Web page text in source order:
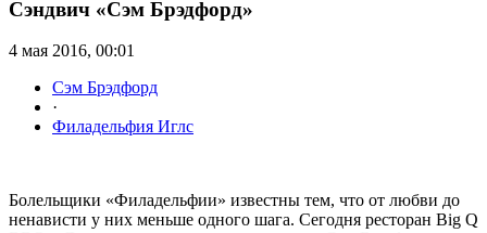
Сэндвич «Сэм Брэдфорд»
4 мая 2016, 00:01
Сэм Брэдфорд
·
Филадельфия Иглс
Болельщики «Филадельфии» известны тем, что от любви до
ненависти у них меньше одного шага. Сегодня ресторан Big Q